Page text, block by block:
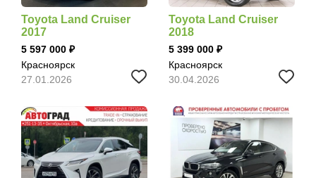
Toyota Land Cruiser
2017
5 597 000
Красноярск
27.01.2026
Toyota Land Cruiser
2018
5 399 000
Красноярск
30.04.2026